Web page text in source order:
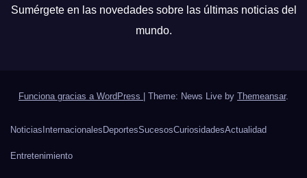
Sumérgete en las novedades sobre las últimas noticias del
mundo.
Funciona gracias a WordPress Theme: News Live by Themeansar.
NoticiasInternacionalesDeportesSucesosCuriosidadesActualidad
Entretenimiento